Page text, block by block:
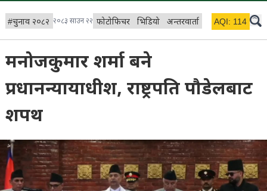
#चुनाव २०८२ २०८३ साउन २२ फोटोफिचर भिडियो अन्तरवार्ता विचार/ब्लग
AQI: 114
मनोजकुमार शर्मा बने
प्रधानन्यायाधीश, राष्ट्रपति पौडेलबाट
शपथ